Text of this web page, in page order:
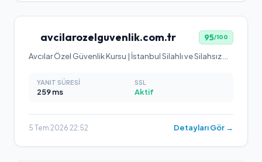
avcilarozelguvenlik.com.tr 95/100
YANIT SÜRESI
259ms
SSL
Aktif
5 Tem 2026 22:52 Detayları Gör →